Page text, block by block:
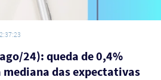
24): queda de 0,4%
das expectativas